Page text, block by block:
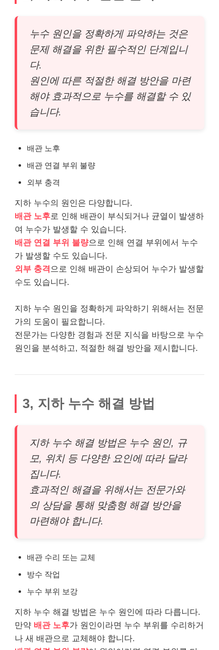
누수 원인을 정확하게 파악하는 것은
문제 해결을 위한 필수적인 단계입니
다.
원인에 따른 적절한 해결 방안을 마련
해야 효과적으로 누수를 해결할 수 있
습니다.
배관 노후
배관 연결 부위 불량
외부 충격
지하 누수의 원인은 다양합니다.
배관 노후로 인해 배관이 부식되거나 균열이 발생하
여 누수가 발생할 수 있습니다.
배관 연결 부위 불량으로 인해 연결 부위에서 누수
가 발생할 수도 있습니다.
외부 충격 으로 인해 배관이 손상되어 누수가 발생할
수도 있습니다.
지하 누수 원인을 정확하게 파악하기 위해서는 전문
가의 도움이 필요합니다.
전문가는 다양한 경험과 전문 지식을 바탕으로 누수
원인을 분석하고, 적절한 해결 방안을 제시합니다.
3, 지하 누수 해결 방법
지하 누수 해결 방법은 누수 원인, 규
모, 위치 등 다양한 요인에 따라 달라
집니다.
효과적인 해결을 위해서는 전문가와
의 상담을 통해 맞춤형 해결 방안을
마련해야 합니다.
배관 수리 또는 교체
방수 작업
누수 부위 보강
지하 누수 해결 방법은 누수 원인에 따라 다릅니다.
만약 배관 노후가 원인이라면 누수 부위를 수리하거
나 새 배관으로 교체해야 합니다.